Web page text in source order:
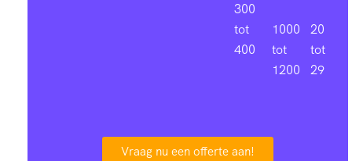
300
tot
400
1000
tot
1200
20
tot
29
Vraag nu een offerte aan!